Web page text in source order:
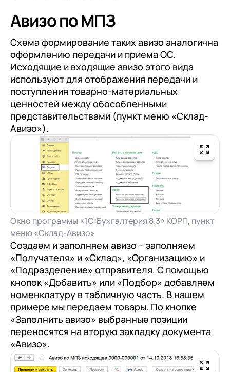
Авизо по МПЗ
Схема формирование таких авизо аналогична
оформлению передачи и приема ОС.
Исходящие и входящие авизо этого вида
используют для отображения передачи и
поступления товарно-материальных
ценностей между обособленными
представительствами (пункт меню «Склад-
Авизо»).
Окно программы «1С:Бухгалтерия 8.3» КОРП, пункт
меню «Склад-Авизо»
Создаем и заполняем авизо – заполняем
«Получателя» и «Склад», «Организацию» и
«Подразделение» отправителя. С помощью
кнопок «Добавить» или «Подбор» добавляем
номенклатуру в табличную часть. В нашем
примере мы передаем товары. По кнопке
«Заполнить авизо» выбранные позиции
переносятся на вторую закладку документа
«Авизо».